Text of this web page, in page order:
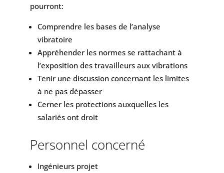
pourront:
Comprendre les bases de l’analyse
vibratoire
Appréhender les normes se rattachant à
l’exposition des travailleurs aux vibrations
Tenir une discussion concernant les limites
à ne pas dépasser
Cerner les protections auxquelles les
salariés ont droit
Personnel concerné
Ingénieurs projet